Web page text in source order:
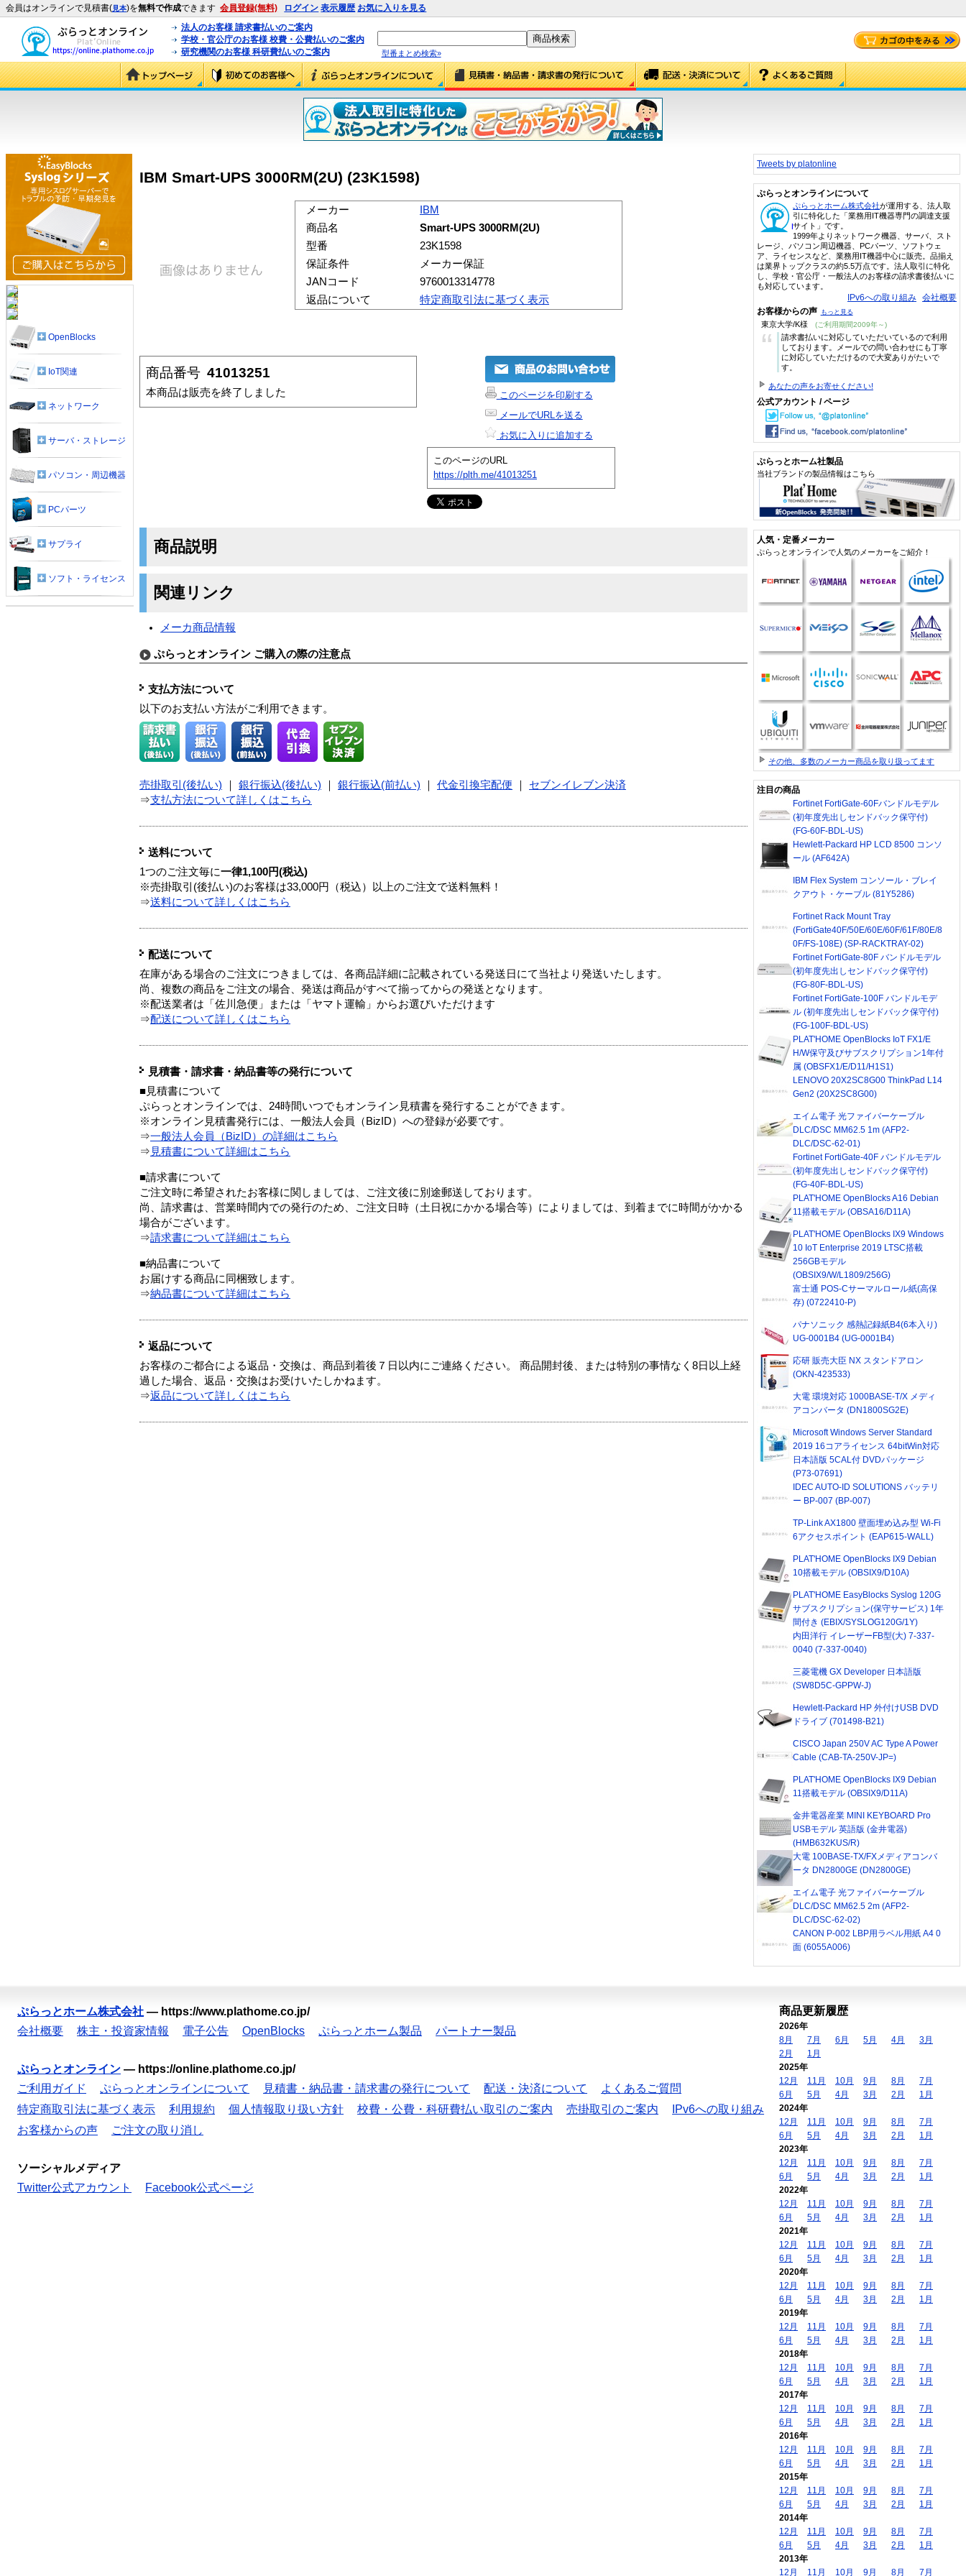
会員はオンラインで見積書(見本)を無料で作成できます 会員登録(無料) ログイン 表示履歴 お気に入りを見る
法人のお客様 請求書払いのご案内
学校・官公庁のお客様 校費・公費払いのご案内
研究機関のお客様 科研費払いのご案内
型番まとめ検索»
IBM Smart-UPS 3000RM(2U) (23K1598)
メーカー
IBM
商品名
Smart-UPS 3000RM(2U)
型番
23K1598
保証条件
メーカー保証
JANコード
9760013314778
返品について
特定商取引法に基づく表示
商品番号 41013251
本商品は販売を終了しました
このページを印刷する
メールでURLを送る
お気に入りに追加する
このページのURL
https://plth.me/41013251
商品説明
関連リンク
メーカ商品情報
ぷらっとオンライン ご購入の際の注意点
支払方法について
以下のお支払い方法がご利用できます。
売掛取引(後払い) 銀行振込(後払い) 銀行振込(前払い) 代金引換宅配便
セブンイレブン決済
⇒支払方法について詳しくはこちら
送料について
1つのご注文毎に一律1,100円(税込)
※売掛取引(後払い)のお客様は33,000円（税込）以上のご注文で送料無料！
⇒送料について詳しくはこちら
配送について
在庫がある場合のご注文につきましては、各商品詳細に記載されている発送日にて当社より発送いたします。
尚、複数の商品をご注文の場合、発送は商品がすべて揃ってからの発送となります。
※配送業者は「佐川急便」または「ヤマト運輸」からお選びいただけます
⇒配送について詳しくはこちら
見積書・請求書・納品書等の発行について
■見積書について
ぷらっとオンラインでは、24時間いつでもオンライン見積書を発行することができます。
※オンライン見積書発行には、一般法人会員（BizID）への登録が必要です。
⇒一般法人会員（BizID）の詳細はこちら
⇒ 見積書について詳細はこちら
■請求書について
ご注文時に希望されたお客様に関しましては、ご注文後に別途郵送しております。
尚、請求書は、営業時間内での発行のため、ご注文日時（土日祝にかかる場合等）によりましては、到着までに時間がかかる
場合がございます。
⇒請求書について詳細はこちら
■納品書について
お届けする商品に同梱致します。
⇒納品書について詳細はこちら
返品について
お客様のご都合による返品・交換は、商品到着後７日以内にご連絡ください。 商品開封後、または特別の事情なく8日以上経
過した場合、返品・交換はお受けいたしかねます。
⇒返品について詳しくはこちら
OpenBlocks
IoT関連
ネットワーク
サーバ・ストレージ
パソコン・周辺機器
PCパーツ
サプライ
ソフト・ライセンス
Tweets by platonline
ぷらっとオンラインについて
ぷらっとホーム株式会社が運用する、法人取
引に特化した「業務用IT機器専門の調達支援
サイト」です。
1999年よりネットワーク機器、サーバ、スト
レージ、パソコン周辺機器、PCパーツ、ソフトウェ
ア、ライセンスなど、業務用IT機器中心に販売。品揃え
は業界トップクラスの約5.5万点です。法人取引に特化
し、学校・官公庁・一般法人のお客様の請求書後払いに
も対応しています。
IPv6への取り組み 会社概要
お客様からの声 もっと見る
東京大学/K様 (ご利用期間2009年～)
“
請求書払いに対応していただいているので利用
しております。メールでの問い合わせにも丁寧
に対応していただけるので大変ありがたいで
す。
あなたの声をお寄せください!
公式アカウント / ページ
ぷらっとホーム社製品
当社ブランドの製品情報はこちら
人気・定番メーカー
ぷらっとオンラインで人気のメーカーをご紹介！
その他、多数のメーカー商品を取り扱ってます
注目の商品
Fortinet FortiGate-60Fバンドルモデル
(初年度先出しセンドバック保守付)
(FG-60F-BDL-US)
Hewlett-Packard HP LCD 8500 コンソ
ール (AF642A)
IBM Flex System コンソール・ブレイ
クアウト・ケーブル (81Y5286)
Fortinet Rack Mount Tray
(FortiGate40F/50E/60E/60F/61F/80E/8
0F/FS-108E) (SP-RACKTRAY-02)
Fortinet FortiGate-80F バンドルモデル
(初年度先出しセンドバック保守付)
(FG-80F-BDL-US)
Fortinet FortiGate-100F バンドルモデ
ル (初年度先出しセンドバック保守付)
(FG-100F-BDL-US)
PLAT'HOME OpenBlocks IoT FX1/E
H/W保守及びサブスクリプション1年付
属 (OBSFX1/E/D11/H1S1)
LENOVO 20X2SC8G00 ThinkPad L14
Gen2 (20X2SC8G00)
エイム電子 光ファイバーケーブル
DLC/DSC MM62.5 1m (AFP2-
DLC/DSC-62-01)
Fortinet FortiGate-40F バンドルモデル
(初年度先出しセンドバック保守付)
(FG-40F-BDL-US)
PLAT'HOME OpenBlocks A16 Debian
11搭載モデル (OBSA16/D11A)
PLAT'HOME OpenBlocks IX9 Windows
10 IoT Enterprise 2019 LTSC搭載
256GBモデル
(OBSIX9/W/L1809/256G)
富士通 POS-Cサーマルロール紙(高保
存) (0722410-P)
パナソニック 感熱記録紙B4(6本入り)
UG-0001B4 (UG-0001B4)
応研 販売大臣 NX スタンドアロン
(OKN-423533)
大電 環境対応 1000BASE-T/X メディ
アコンバータ (DN1800SG2E)
Microsoft Windows Server Standard
2019 16コアライセンス 64bitWin対応
日本語版 5CAL付 DVDパッケージ
(P73-07691)
IDEC AUTO-ID SOLUTIONS バッテリ
ー BP-007 (BP-007)
TP-Link AX1800 壁面埋め込み型 Wi-Fi
6アクセスポイント (EAP615-WALL)
PLAT'HOME OpenBlocks IX9 Debian
10搭載モデル (OBSIX9/D10A)
PLAT'HOME EasyBlocks Syslog 120G
サブスクリプション(保守サービス) 1年
間付き (EBIX/SYSLOG120G/1Y)
内田洋行 イレーザーFB型(大) 7-337-
0040 (7-337-0040)
三菱電機 GX Developer 日本語版
(SW8D5C-GPPW-J)
Hewlett-Packard HP 外付けUSB DVD
ドライブ (701498-B21)
CISCO Japan 250V AC Type A Power
Cable (CAB-TA-250V-JP=)
PLAT'HOME OpenBlocks IX9 Debian
11搭載モデル (OBSIX9/D11A)
金井電器産業 MINI KEYBOARD Pro
USBモデル 英語版 (金井電器)
(HMB632KUS/R)
大電 100BASE-TX/FXメディアコンバ
ータ DN2800GE (DN2800GE)
エイム電子 光ファイバーケーブル
DLC/DSC MM62.5 2m (AFP2-
DLC/DSC-62-02)
CANON P-002 LBP用ラベル用紙 A4 0
面 (6055A006)
ぷらっとホーム株式会社 — https://www.plathome.co.jp/
会社概要
株主・投資家情報 電子公告 OpenBlocks ぷらっとホーム製品 パートナー製品
ぷらっとオンライン — https://online.plathome.co.jp/
ご利用ガイド
ぷらっとオンラインについて 見積書・納品書・請求書の発行について 配送・決済について
よくあるご質問
特定商取引法に基づく表示
利用規約 個人情報取り扱い方針 校費・公費・科研費払い取引のご案内 売掛取引のご案内
IPv6への取り組み
お客様からの声
ご注文の取り消し
ソーシャルメディア
Twitter公式アカウント
Facebook公式ページ
商品更新履歴
2026年
8月
7月 6月 5月 4月
3月
2月
1月
2025年
12月
11月 10月 9月 8月
7月
6月
5月 4月 3月 2月
1月
2024年
12月
11月 10月 9月 8月
7月
6月
5月 4月 3月 2月
1月
2023年
12月
11月 10月 9月 8月
7月
6月
5月 4月 3月 2月
1月
2022年
12月
11月 10月 9月 8月
7月
6月
5月 4月 3月 2月
1月
2021年
12月
11月 10月 9月 8月
7月
6月
5月 4月 3月 2月
1月
2020年
12月
11月 10月 9月 8月
7月
6月
5月 4月 3月 2月
1月
2019年
12月
11月 10月 9月 8月
7月
6月
5月 4月 3月 2月
1月
2018年
12月
11月 10月 9月 8月
7月
6月
5月 4月 3月 2月
1月
2017年
12月
11月 10月 9月 8月
7月
6月
5月 4月 3月 2月
1月
2016年
12月
11月 10月 9月 8月
7月
6月
5月 4月 3月 2月
1月
2015年
12月
11月 10月 9月 8月
7月
6月
5月 4月 3月 2月
1月
2014年
12月
11月 10月 9月 8月
7月
6月
5月 4月 3月 2月
1月
2013年
12月
11月 10月 9月 8月 7月